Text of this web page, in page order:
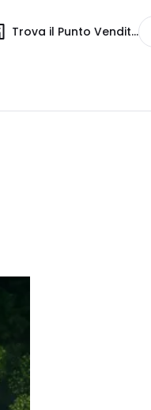
Trova il Punto Vendita